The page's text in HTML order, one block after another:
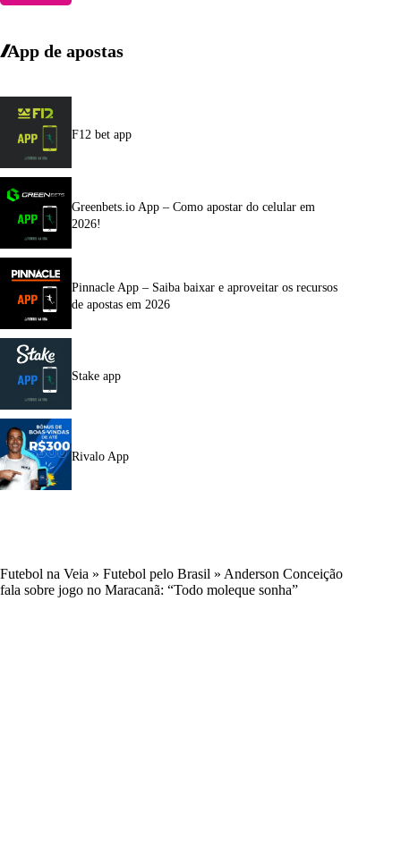
App de apostas
F12 bet app
Greenbets.io App – Como apostar do celular em
2026!
Pinnacle App – Saiba baixar e aproveitar os recursos
de apostas em 2026
Stake app
Rivalo App
Futebol na Veia » Futebol pelo Brasil » Anderson Conceição
fala sobre jogo no Maracanã: “Todo moleque sonha”